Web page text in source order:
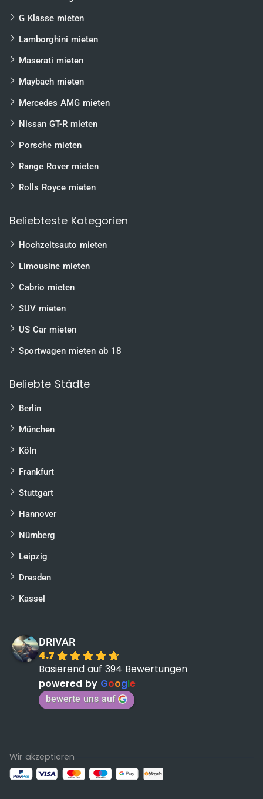
G Klasse mieten
Lamborghini mieten
Maserati mieten
Maybach mieten
Mercedes AMG mieten
Nissan GT-R mieten
Porsche mieten
Range Rover mieten
Rolls Royce mieten
Beliebteste Kategorien
Hochzeitsauto mieten
Limousine mieten
Cabrio mieten
SUV mieten
US Car mieten
Sportwagen mieten ab 18
Beliebte Städte
Berlin
München
Köln
Frankfurt
Stuttgart
Hannover
Nürnberg
Leipzig
Dresden
Kassel
DRIVAR
4.7
Basierend auf 394 Bewertungen
powered by Google
bewerte uns auf
Wir akzeptieren